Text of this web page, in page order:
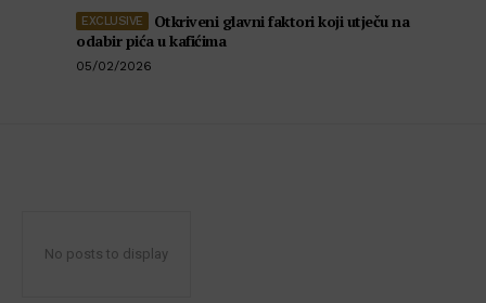
Otkriveni glavni faktori koji utječu na
odabir pića u kafićima
05/02/2026
No posts to display